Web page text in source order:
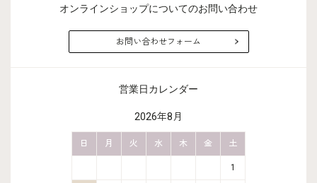
オンラインショップについてのお問い合わせ
お問い合わせフォーム
営業日カレンダー
2026年8月
日 月 火 水 木 金 土
1